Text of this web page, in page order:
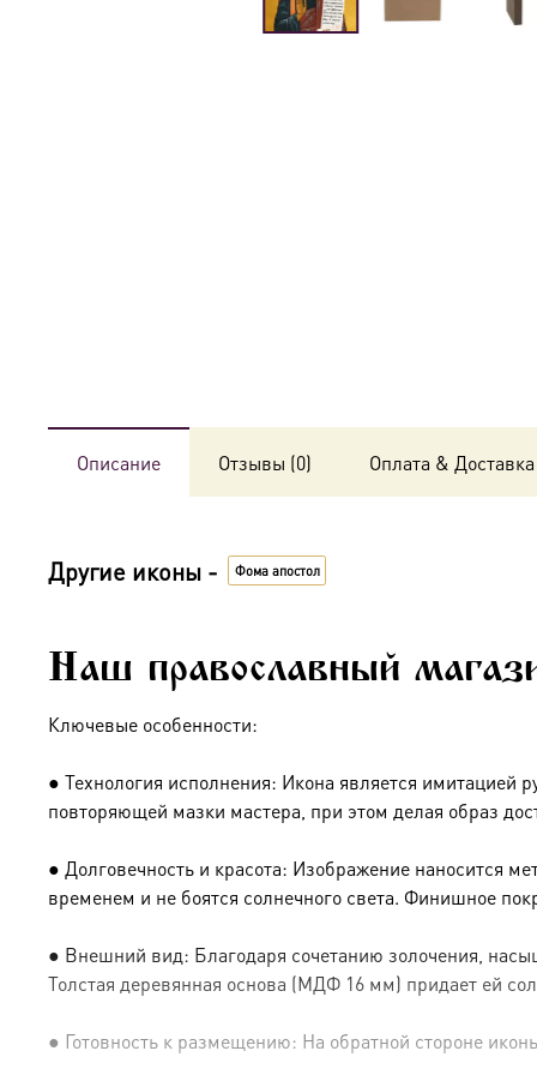
Описание Отзывы (0) Оплата & Доставка
Другие иконы - Фома апостол
Наш православный
Ключевые особенности:
● Технология исполнения: Икона является имитацией
повторяющей мазки мастера, при этом делая образ
● Долговечность и красота: Изображение наносится
временем и не боятся солнечного света. Финишное
● Внешний вид: Благодаря сочетанию золочения,
Толстая деревянная основа (МДФ 16 мм) придает ей
● Готовность к размещению: На обратной стороне